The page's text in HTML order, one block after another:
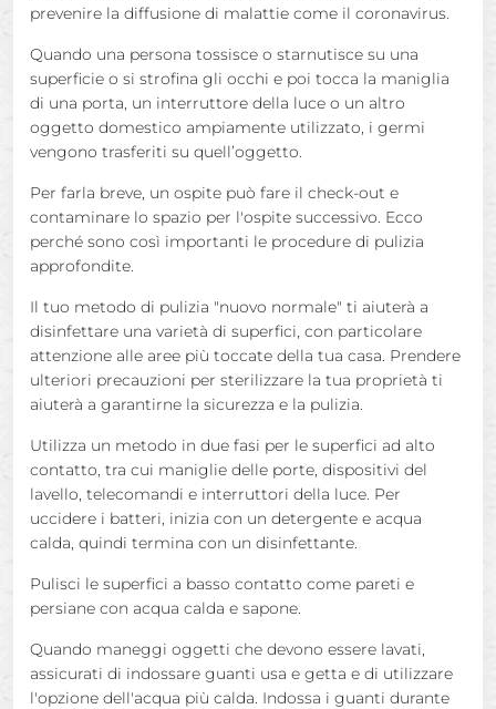
prevenire la diffusione di malattie come il coronavirus.
Quando una persona tossisce o starnutisce su una
superficie o si strofina gli occhi e poi tocca la maniglia
di una porta, un interruttore della luce o un altro
oggetto domestico ampiamente utilizzato, i germi
vengono trasferiti su quell’oggetto.
Per farla breve, un ospite può fare il check-out e
contaminare lo spazio per l'ospite successivo. Ecco
perché sono così importanti le procedure di pulizia
approfondite.
Il tuo metodo di pulizia "nuovo normale" ti aiuterà a
disinfettare una varietà di superfici, con particolare
attenzione alle aree più toccate della tua casa. Prendere
ulteriori precauzioni per sterilizzare la tua proprietà ti
aiuterà a garantirne la sicurezza e la pulizia.
Utilizza un metodo in due fasi per le superfici ad alto
contatto, tra cui maniglie delle porte, dispositivi del
lavello, telecomandi e interruttori della luce. Per
uccidere i batteri, inizia con un detergente e acqua
calda, quindi termina con un disinfettante.
Pulisci le superfici a basso contatto come pareti e
persiane con acqua calda e sapone.
Quando maneggi oggetti che devono essere lavati,
assicurati di indossare guanti usa e getta e di utilizzare
l'opzione dell'acqua più calda. Indossa i guanti durante